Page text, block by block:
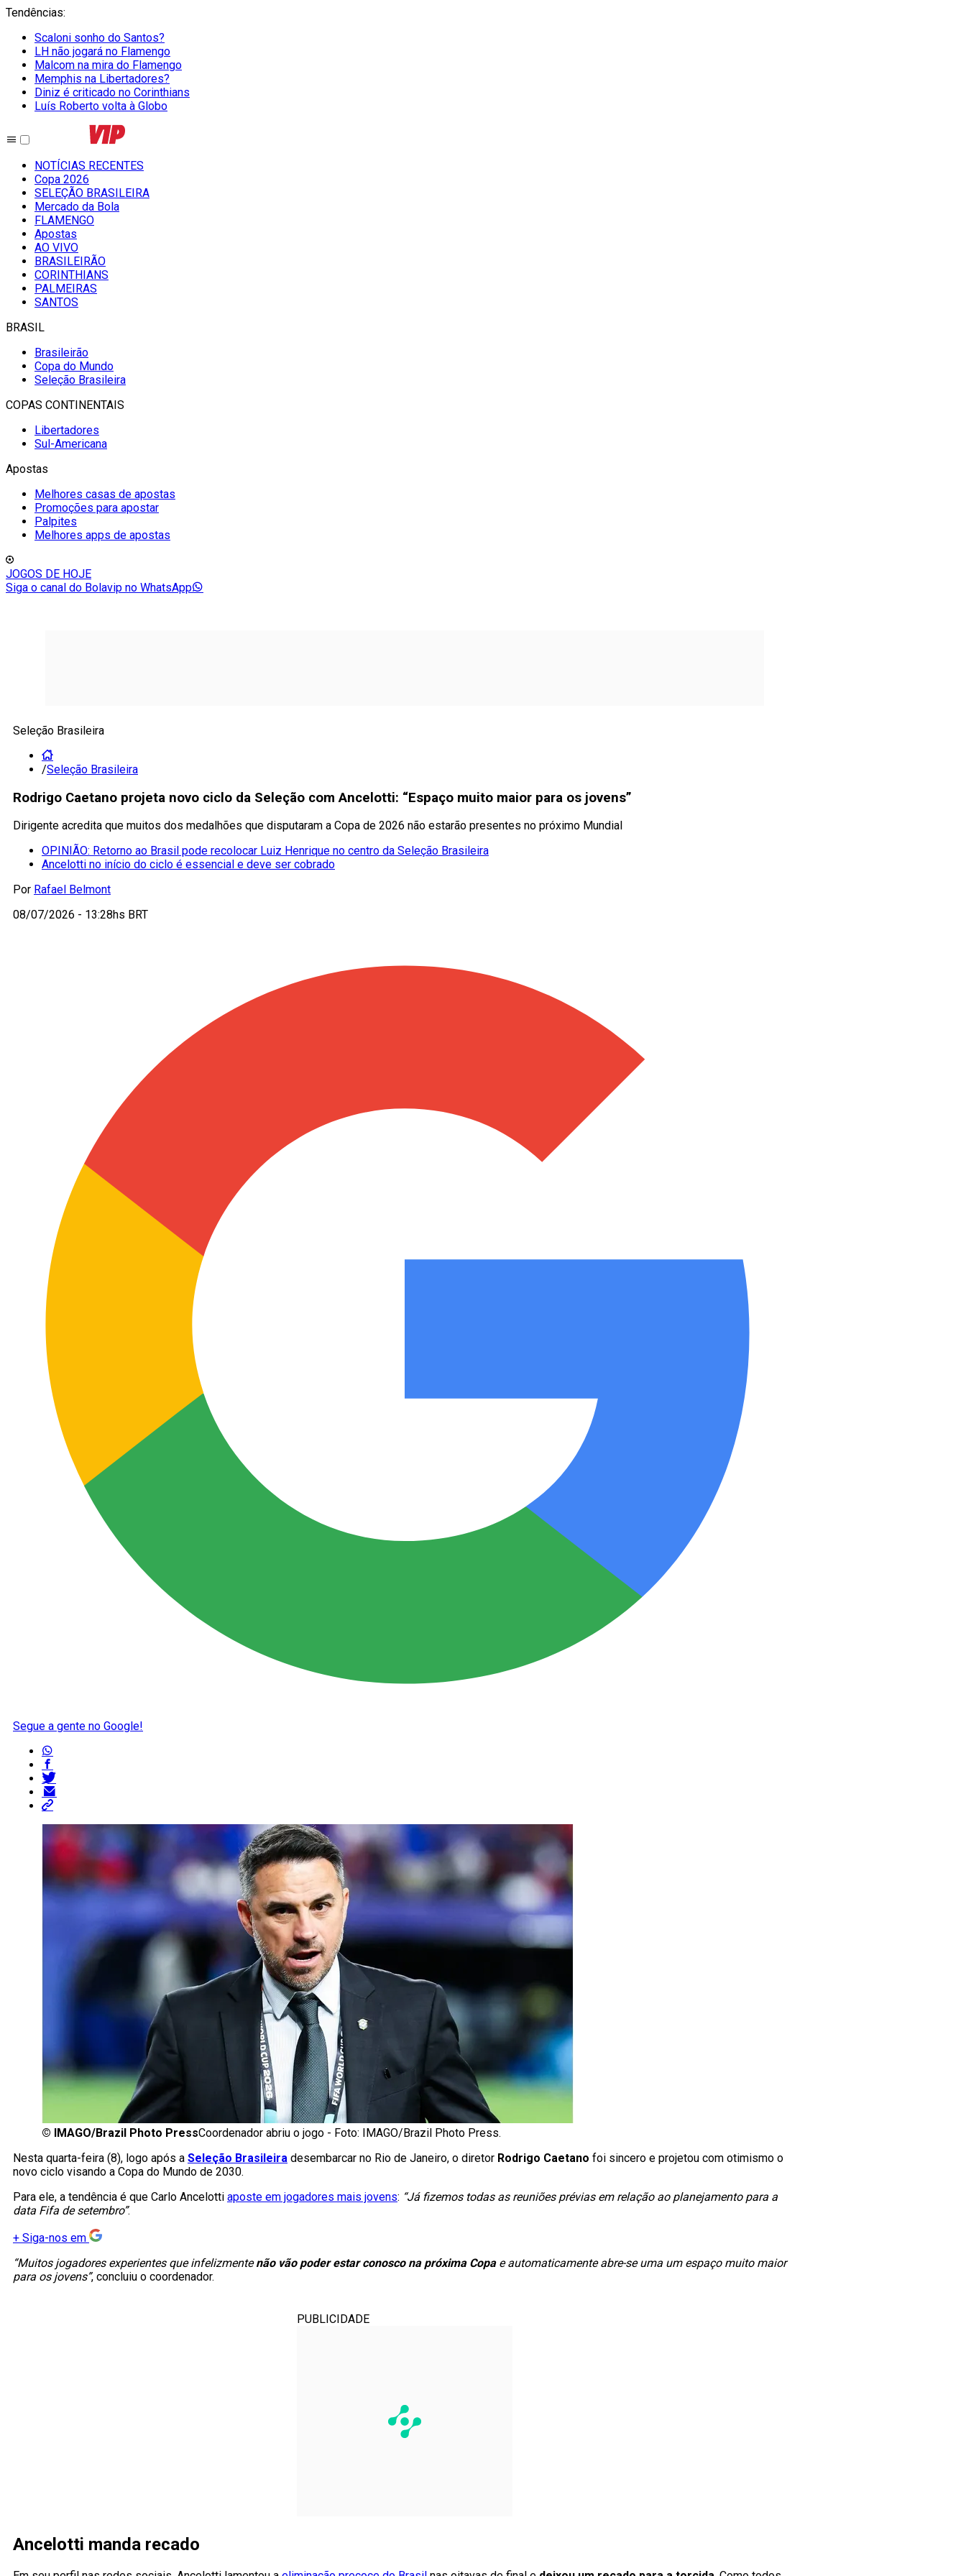
Tendências:
Scaloni sonho do Santos?
LH não jogará no Flamengo
Malcom na mira do Flamengo
Memphis na Libertadores?
Diniz é criticado no Corinthians
Luís Roberto volta à Globo
NOTÍCIAS RECENTES
Copa 2026
SELEÇÃO BRASILEIRA
Mercado da Bola
FLAMENGO
Apostas
AO VIVO
BRASILEIRÃO
CORINTHIANS
PALMEIRAS
SANTOS
BRASIL
Brasileirão
Copa do Mundo
Seleção Brasileira
COPAS CONTINENTAIS
Libertadores
Sul-Americana
Apostas
Melhores casas de apostas
Promoções para apostar
Palpites
Melhores apps de apostas
JOGOS DE HOJE
Siga o canal do Bolavip no WhatsApp
Seleção Brasileira
/Seleção Brasileira
Rodrigo Caetano projeta novo ciclo da Seleção com Ancelotti: “Espaço muito maior para os jovens”
Dirigente acredita que muitos dos medalhões que disputaram a Copa de 2026 não estarão presentes no próximo Mundial
OPINIÃO: Retorno ao Brasil pode recolocar Luiz Henrique no centro da Seleção Brasileira
Ancelotti no início do ciclo é essencial e deve ser cobrado
Por Rafael Belmont
08/07/2026 - 13:28hs BRT
Segue a gente no Google!
© IMAGO/Brazil Photo PressCoordenador abriu o jogo - Foto: IMAGO/Brazil Photo Press.
Nesta quarta-feira (8), logo após a Seleção Brasileira desembarcar no Rio de Janeiro, o diretor Rodrigo Caetano foi sincero e projetou com otimismo o
novo ciclo visando a Copa do Mundo de 2030.
Para ele, a tendência é que Carlo Ancelotti aposte em jogadores mais jovens: “Já fizemos todas as reuniões prévias em relação ao planejamento para a
data Fifa de setembro”.
+ Siga-nos em
“Muitos jogadores experientes que infelizmentenão vão poder estar conosco na próxima Copae automaticamente abre-se uma um espaço muito maior
para os jovens”, concluiu o coordenador.
PUBLICIDADE
Ancelotti manda recado